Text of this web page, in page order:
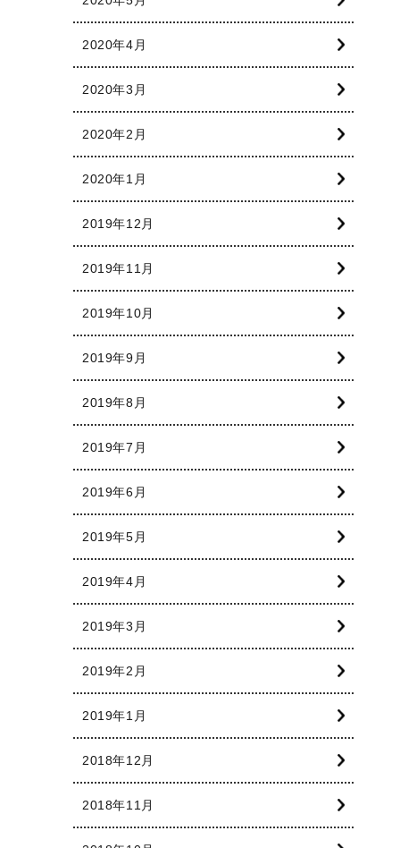
2020年4月
2020年3月
2020年2月
2020年1月
2019年12月
2019年11月
2019年10月
2019年9月
2019年8月
2019年7月
2019年6月
2019年5月
2019年4月
2019年3月
2019年2月
2019年1月
2018年12月
2018年11月